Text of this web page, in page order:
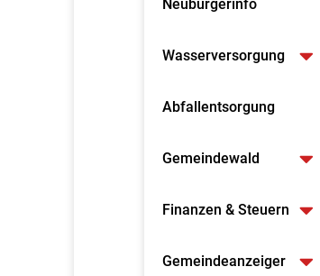
Neubürgerinfo
Wasserversorgung
Abfallentsorgung
Gemeindewald
Finanzen & Steuern
Gemeindeanzeiger